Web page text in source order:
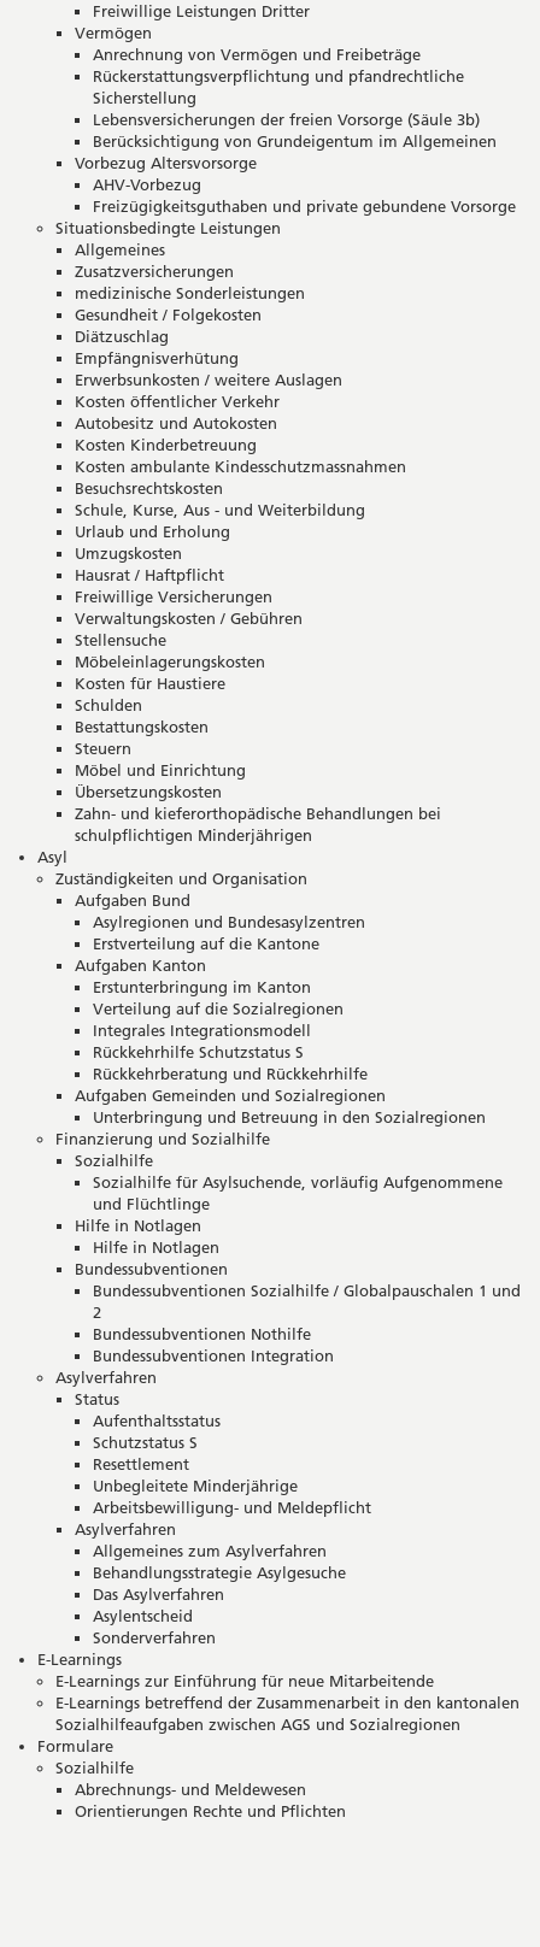
Freiwillige Leistungen Dritter
Vermögen
Anrechnung von Vermögen und Freibeträge
Rückerstattungsverpflichtung und pfandrechtliche
Sicherstellung
Lebensversicherungen der freien Vorsorge (Säule 3b)
Berücksichtigung von Grundeigentum im Allgemeinen
Vorbezug Altersvorsorge
AHV-Vorbezug
Freizügigkeitsguthaben und private gebundene Vorsorge
Situationsbedingte Leistungen
Allgemeines
Zusatzversicherungen
medizinische Sonderleistungen
Gesundheit / Folgekosten
Diätzuschlag
Empfängnisverhütung
Erwerbsunkosten / weitere Auslagen
Kosten öffentlicher Verkehr
Autobesitz und Autokosten
Kosten Kinderbetreuung
Kosten ambulante Kindesschutzmassnahmen
Besuchsrechtskosten
Schule, Kurse, Aus - und Weiterbildung
Urlaub und Erholung
Umzugskosten
Hausrat / Haftpflicht
Freiwillige Versicherungen
Verwaltungskosten / Gebühren
Stellensuche
Möbeleinlagerungskosten
Kosten für Haustiere
Schulden
Bestattungskosten
Steuern
Möbel und Einrichtung
Übersetzungskosten
Zahn- und kieferorthopädische Behandlungen bei
schulpflichtigen Minderjährigen
Asyl
Zuständigkeiten und Organisation
Aufgaben Bund
Asylregionen und Bundesasylzentren
Erstverteilung auf die Kantone
Aufgaben Kanton
Erstunterbringung im Kanton
Verteilung auf die Sozialregionen
Integrales Integrationsmodell
Rückkehrhilfe Schutzstatus S
Rückkehrberatung und Rückkehrhilfe
Aufgaben Gemeinden und Sozialregionen
Unterbringung und Betreuung in den Sozialregionen
Finanzierung und Sozialhilfe
Sozialhilfe
Sozialhilfe für Asylsuchende, vorläufig Aufgenommene
und Flüchtlinge
Hilfe in Notlagen
Hilfe in Notlagen
Bundessubventionen
Bundessubventionen Sozialhilfe / Globalpauschalen 1 und
2
Bundessubventionen Nothilfe
Bundessubventionen Integration
Asylverfahren
Status
Aufenthaltsstatus
Schutzstatus S
Resettlement
Unbegleitete Minderjährige
Arbeitsbewilligung- und Meldepflicht
Asylverfahren
Allgemeines zum Asylverfahren
Behandlungsstrategie Asylgesuche
Das Asylverfahren
Asylentscheid
Sonderverfahren
E-Learnings
E-Learnings zur Einführung für neue Mitarbeitende
E-Learnings betreffend der Zusammenarbeit in den kantonalen
Sozialhilfeaufgaben zwischen AGS und Sozialregionen
Formulare
Sozialhilfe
Abrechnungs- und Meldewesen
Orientierungen Rechte und Pflichten